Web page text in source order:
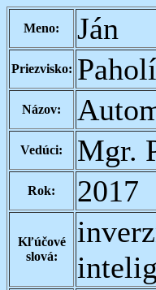
Meno: Ján
Priezvisko:
Názov:
Vedúci: Mgr.
Rok: 2017
Kľúčové
slová: